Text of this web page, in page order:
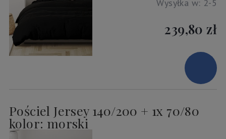
Wysyłka w: 2-5
239,80 zł
Pościel Jersey 140/200 + 1x 70/80
kolor: morski